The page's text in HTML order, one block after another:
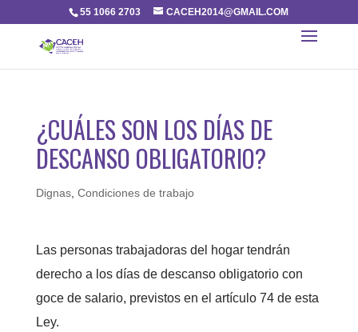
55 1066 2703 CACEH2014@GMAIL.COM
¿CUÁLES SON LOS DÍAS DE
DESCANSO OBLIGATORIO?
Dignas, Condiciones de trabajo
Las personas trabajadoras del hogar tendrán
derecho a los días de descanso obligatorio con
goce de salario, previstos en el artículo 74 de esta
Ley.